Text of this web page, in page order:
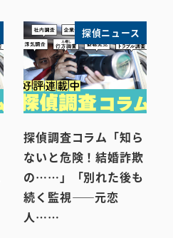
探偵ニュース
探偵調査コラム「知ら
ないと危険！結婚詐欺
の……」「別れた後も
続く監視――元恋
人……